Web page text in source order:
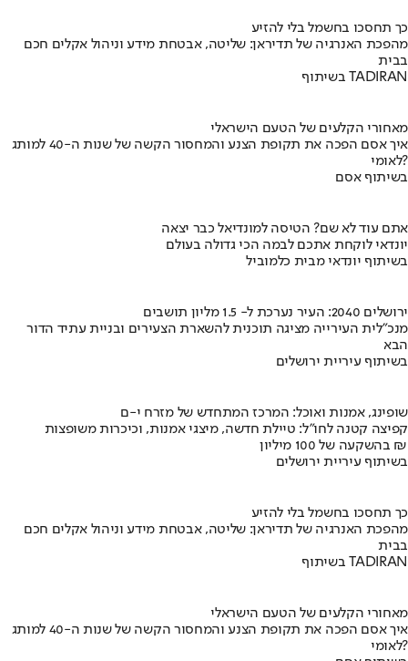
כך תחסכו בחשמל בלי להזיע
מהפכת האנרגיה של תדיראן: שליטה, אבטחת מידע וניהול אקלים חכם
בבית
בשיתוף TADIRAN
מאחורי הקלעים של הטעם הישראלי
איך אסם הפכה את תקופת הצנע והמחסור הקשה של שנות ה-40 למותג
לאומי?
בשיתוף אסם
אתם עוד לא שם? הטיסה למונדיאל כבר יצאה
יונדאי לוקחת אתכם לבמה הכי גדולה בעולם
בשיתוף יונדאי מבית כלמוביל
ירושלים 2040: העיר נערכת ל- 1.5 מליון תושבים
מנכ"לית העירייה מציגה תוכנית להשארת הצעירים ובניית עתיד הדור
הבא
בשיתוף עיריית ירושלים
שופינג, אמנות ואוכל: המרכז המתחדש של מזרח י-ם
קפיצה קטנה לחו"ל: טיילת חדשה, מיצגי אמנות, וכיכרות משופצות
בהשקעה של 100 מיליון ₪
בשיתוף עיריית ירושלים
כך תחסכו בחשמל בלי להזיע
מהפכת האנרגיה של תדיראן: שליטה, אבטחת מידע וניהול אקלים חכם
בבית
בשיתוף TADIRAN
מאחורי הקלעים של הטעם הישראלי
איך אסם הפכה את תקופת הצנע והמחסור הקשה של שנות ה-40 למותג
לאומי?